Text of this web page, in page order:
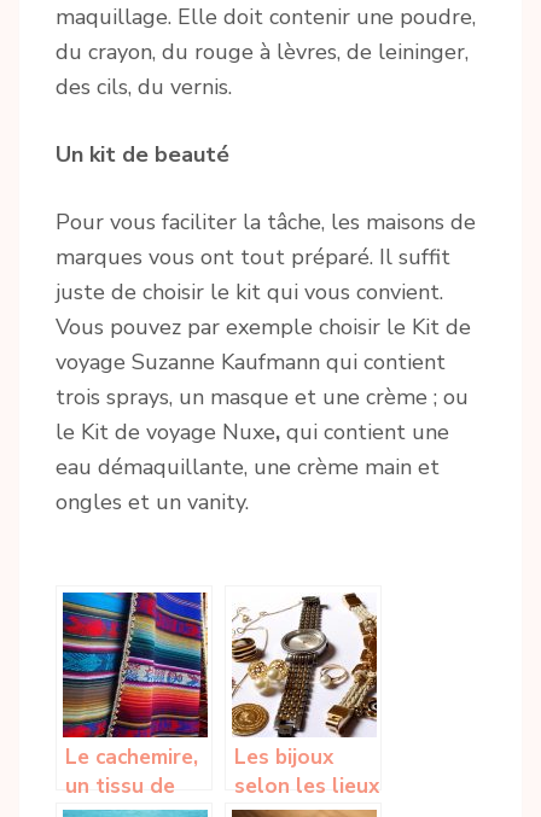
maquillage. Elle doit contenir une poudre,
du crayon, du rouge à lèvres, de leininger,
des cils, du vernis.
Un kit de beauté
Pour vous faciliter la tâche, les maisons de
marques vous ont tout préparé. Il suffit
juste de choisir le kit qui vous convient.
Vous pouvez par exemple choisir le Kit de
voyage Suzanne Kaufmann qui contient
trois sprays, un masque et une crème ; ou
le Kit de voyage Nuxe, qui contient une
eau démaquillante, une crème main et
ongles et un vanity.
Le cachemire,
un tissu de
Les bijoux
selon les lieux